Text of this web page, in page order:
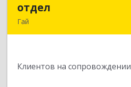
отдел
Гай
Клиентов на сопровождении